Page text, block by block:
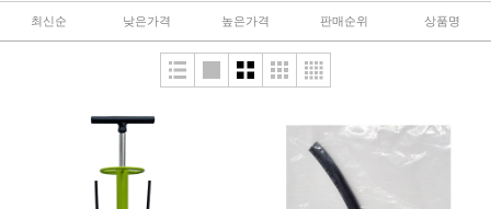
최신순 낮은가격 높은가격 판매순위 상품명